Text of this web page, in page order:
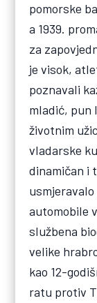
pomorske
a 1939.
za
je visok,
poznavali
mladić, pun
životnim
vladarske
dinamičan i
automobile
službena
velike
kao 12-
ratu protiv